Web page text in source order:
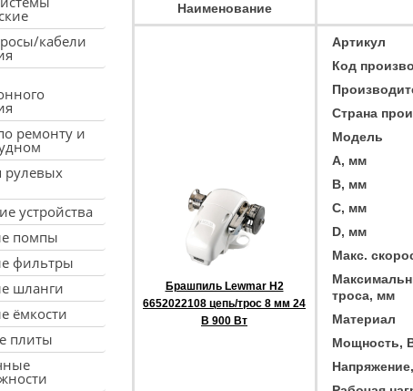
кабели
ремонту и
рулевых
устройства
помпы
фильтры
шланги
ёмкости
плиты
Наименование
Брашпиль Lewmar H2
6652022108 цепь/трос 8 мм 24
В 900 Вт
Артикул
Код
Страна
Модель
A, мм
B, мм
C, мм
D, мм
Макс.
троса, мм
Материал
Мощность,